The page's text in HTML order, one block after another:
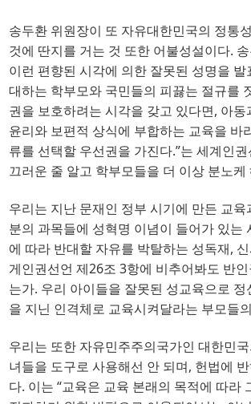
송두환 위원장이 또 자유대한민국의 정통
것에 딴지를 거는 것 또한 어불성설이다.
이런 편향된 시각에 의한 잘못된 성명을
대하는 학부모와 국민들의 피끓는 절규를
권을 보호하려는 시각을 갖고 있다면, 아동
윤리와 보편적 상식에 부합하는 교육을
류를 선택할 우선권을 가진다.”는 세계인권
끄러운 줄 알고 학부모들을 더 이상 분노
우리는 지난 문재인 정부 시기에 만든 교
분의 과목들에 성혁명 이념이 들어가 있는
에 따라 반대할 자유를 박탈하는 성독재,
게인권선언 제26조 3항에 비추어봐도 반
는가. 우리 아이들을 잘못된 성교육으로
을 지닌 인격체로 교육시켜달라는 부모들
우리는 또한 자유민주주의국가인 대한민
녀들을 도구로 사용해선 안 되며, 헌법에
다. 이는 “교육은 교육 본래의 목적에 따라